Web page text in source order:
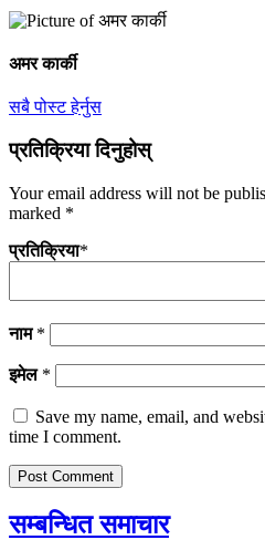
अमर कार्की
सबै पोस्ट हेर्नुस
प्रतिक्रिया दिनुहोस्
Your email address will not be
marked *
प्रतिक्रिया*
नाम *
इमेल *
Save my name, email, and
time I comment.
सम्बन्धित समाचार